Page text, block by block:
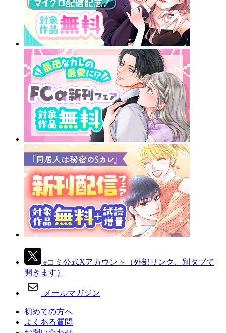
eコミ公式Xアカウント
（外部リンク、別タブで
開きます）
メールマガジン
初めての方へ
よくある質問